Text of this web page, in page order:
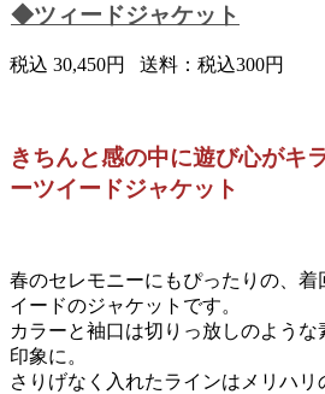
◆ツィードジャケット
税込 30,450円 送料：税込300円
きちんと感の中に遊び心がキ
ーツイードジャケット
春のセレモニーにもぴったりの、
イードのジャケットです。
カラーと袖口は切りっ放しのよう
印象に。
さりげなく入れたラインはメリハリ